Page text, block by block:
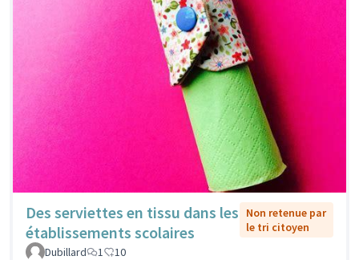
Des serviettes en tissu dans les
établissements scolaires
Non retenue par
le tri citoyen
Dubillard
1 10